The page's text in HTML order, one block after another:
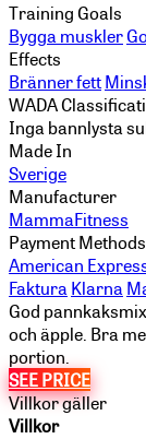
Training Goals
Bygga muskler
Effects
Bränner fett
WADA
Inga bannlysta
Made In
Sverige
Manufacturer
MammaFitness
Payment Methods
American
FakturaKlarna
God
och äpple. Bra
portion.
SEE PRICE
Villkor gäller
Villkor